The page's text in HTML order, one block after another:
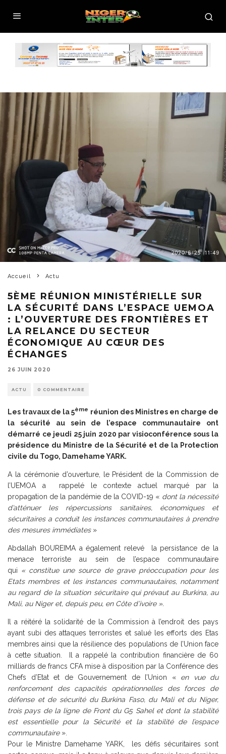
Accueil Actu
5ÈME RÉUNION MINISTÉRIELLE SUR
LA SÉCURITÉ DANS L’ESPACE UEMOA
: L’OUVERTURE DES FRONTIÈRES ET
LA RELANCE DU SECTEUR
ÉCONOMIQUE AU CŒUR DES
ÉCHANGES
26 JUIN 2020
ACTU 0 COMMENTAIRE
Les travaux de la 5ème réunion des Ministres en charge de
la sécurité au sein de l’espace communautaire ont
démarré ce jeudi 25 juin 2020 par visioconférence sous la
présidence du Ministre de la Sécurité et de la Protection
civile du Togo, Damehame YARK.
A la cérémonie d’ouverture, le Président de la Commission de
l’UEMOA a rappelé le contexte actuel marqué par la
propagation de la pandémie de la COVID-19 « dont la nécessité
d’atténuer les répercussions sanitaires, économiques et
sécuritaires a conduit les instances communautaires à prendre
des mesures immédiates»
Abdallah BOUREIMA a également relevé la persistance de la
menace terroriste au sein de l’espace communautaire
qui « constitue une source de grave préoccupation pour les
Etats membres et les instances communautaires, notamment
au regard de la situation sécuritaire qui prévaut au Burkina, au
Mali, au Niger et, depuis peu, en Côte d’ivoire ».
Il a réitéré la solidarité de la Commission à l’endroit des pays
ayant subi des attaques terroristes et salué les efforts des Etas
membres ainsi que la résilience des populations de l’Union face
à cette situation. Il a rappelé la contribution financière de 60
milliards de francs CFA mise à disposition par la Conférence des
Chefs d’Etat et de Gouvernement de l’Union « en vue du
renforcement des capacités opérationnelles des forces de
défense et de sécurité du Burkina Faso, du Mali et du Niger,
trois pays de la ligne de Front du G5 Sahel et dont la stabilité
est essentielle pour la Sécurité et la stabilité de l’espace
communautaire».
Pour le Ministre Damehame YARK, les défis sécuritaires sont